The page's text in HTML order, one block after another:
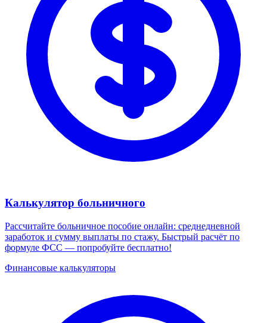
Калькулятор больничного
Рассчитайте больничное пособие онлайн: среднедневной
заработок и сумму выплаты по стажу. Быстрый расчёт по
формуле ФСС — попробуйте бесплатно!
Финансовые калькуляторы